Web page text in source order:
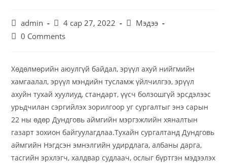
admin 4 сар 27, 2022
Мэдээ
0 Comments
Хөдөлмөрийн аюулгүй байдал, эрүүл ахуй нийгмийн
хамгаалал, эрүүл мэндийн тусламж үйлчилгээ, эрүүл
ахуйн тухай хуулиуд, стандарт, үүсч болзошгүй эрсдэлээс
урьдчилан сэргийлэх зорилгоор уг сургалтыг энэ сарын
22 ны өдөр Дундговь аймгийн мэргэжлийн хяналтын
газарт зохион байгуулагдлаа.Тухайн сургалтанд Дундговь
аймгийн Нэгдсэн эмнэлгийн удирдлага, албаны дарга,
тасгийн эрхлэгч, халдвар судлаач, ослыг бүртгэн мэдээлэх